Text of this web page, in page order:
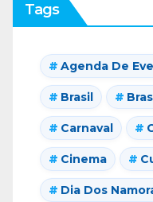
Tags
Agenda De
Brasil
Carnaval
Cinema
Dia Dos